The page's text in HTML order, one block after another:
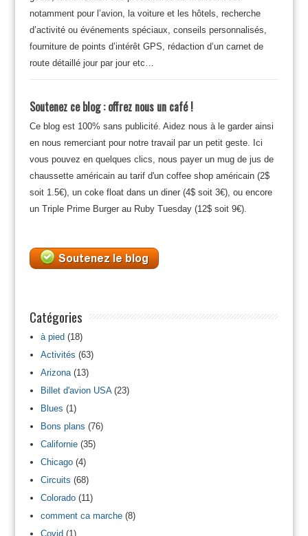
notamment pour l’avion, la voiture et les hôtels, recherche
d’activité ou événements spéciaux, conseils personnalisés,
fourniture de points d’intérêt GPS, rédaction d’un carnet de
route détaillé jour par jour etc…
Soutenez ce blog : offrez nous un café !
Ce blog est 100% sans publicité. Aidez nous à le garder ainsi
en nous remerciant pour notre travail par un petit geste. Ici
vous pouvez en quelques clics, nous payer un mug de jus de
chaussette américain au tarif d'un coffee shop américain (2$
soit 1.5€), un coke float dans un diner (4$ soit 3€), ou encore
un Triple Prime Burger au Ruby Tuesday (12$ soit 9€).
Catégories
à pied(18)
Activités (63)
Arizona(13)
Billet d'avion USA(23)
Blues (1)
Bons plans (76)
Californie(35)
Chicago(4)
Circuits (68)
Colorado(11)
comment ca marche(8)
Covid(1)